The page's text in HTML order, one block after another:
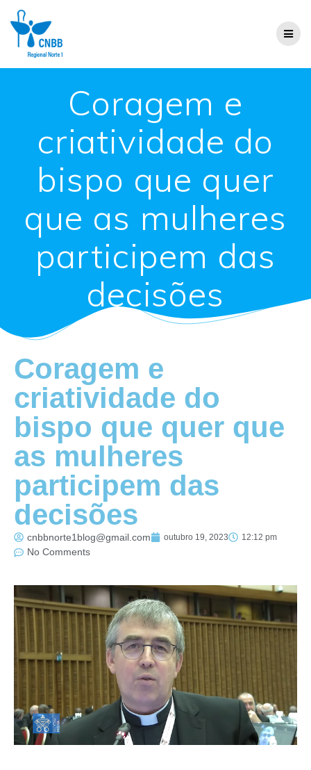
Coragem e
criatividade do
bispo que quer
que as mulheres
participem das
decisões
Coragem e
criatividade do
bispo que quer que
as mulheres
participem das
decisões
cnbbnorte1blog@gmail.com outubro 19, 2023 12:12 pm
No Comments